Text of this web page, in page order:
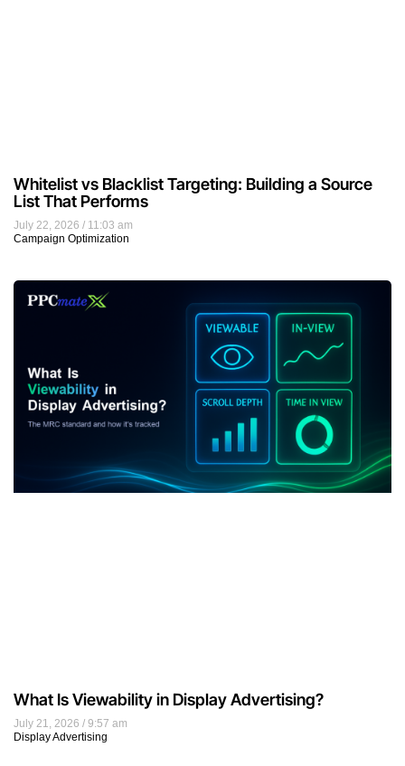
July 22, 2026
11:03 am
Campaign Optimization
Whitelist vs Blacklist Targeting: Building a Source
List That Performs
July 21, 2026
9:57 am
Display Advertising
What Is Viewability in Display Advertising?